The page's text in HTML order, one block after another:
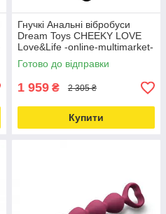
Гнучкі Анальні вібробуси
Dream Toys CHEEKY LOVE
Love&Life -online-multimarket-
Готово до відправки
1 959 ₴ 2 305 ₴
Купити